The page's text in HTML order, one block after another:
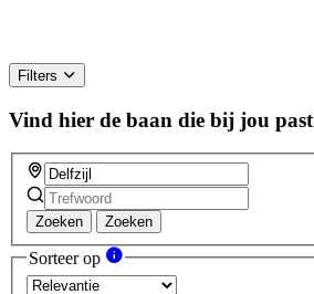
Filters
Vind hier de baan die bij jou past
Zoeken Zoeken
Sorteer op